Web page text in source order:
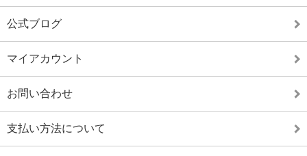
公式ブログ
マイアカウント
お問い合わせ
支払い方法について